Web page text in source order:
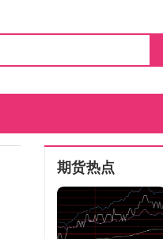
期货热点